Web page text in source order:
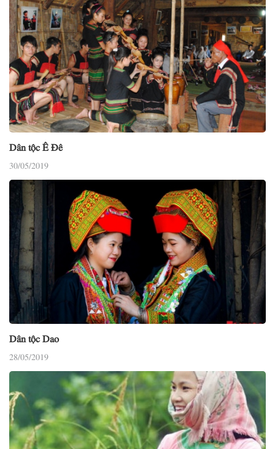
Dân tộc Ê Đê
30/05/2019
Dân tộc Dao
28/05/2019